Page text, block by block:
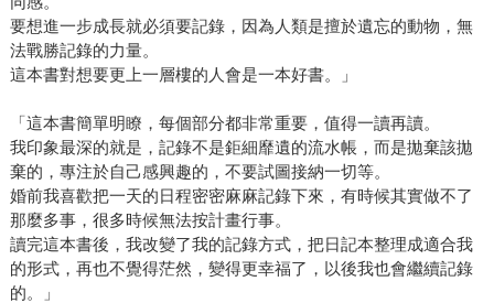
要想進一步成長就必須要記錄，因為人類是擅於遺忘的動物，無
法戰勝記錄的力量。
這本書對想要更上一層樓的人會是一本好書。」
「這本書簡單明瞭，每個部分都非常重要，值得一讀再讀。
我印象最深的就是，記錄不是鉅細靡遺的流水帳，而是拋棄該拋
棄的，專注於自己感興趣的，不要試圖接納一切等。
婚前我喜歡把一天的日程密密麻麻記錄下來，有時候其實做不了
那麼多事，很多時候無法按計畫行事。
讀完這本書後，我改變了我的記錄方式，把日記本整理成適合我
的形式，再也不覺得茫然，變得更幸福了，以後我也會繼續記錄
的。」